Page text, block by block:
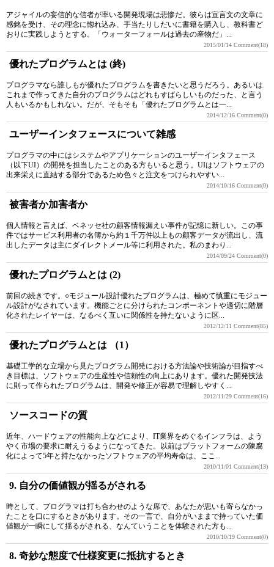
アジャイルの妄信的な信者が率いる開発現場は悲惨だ。彼らは宣言文の文章に
感銘を受け、その理念に惚れ込み、手当たりしだいに書籍を購入し、教科書ど
おりに実践しようとする。「ウォーターフォールは過去の産物だ」...
2015/01/14 Comment(18)
優れたプログラムとは (終)
プログラマなら誰しもが優れたプログラムを書きたいと思うだろう。あるいは
これまで作ってきた自分のプログラムはどれもすばらしいものだった、と言う
人もいるかもしれない。だが、そもそも「優れたプログラムとは一...
2014/12/16 Comment(0)
ユーザーインタフェースについて雑感
プログラマの中にはシステムやアプリケーションのユーザーインタフェース
（以下UI）の開発を担当したことのある方もいると思う。UIはソフトウェアの
出来栄えに直結する部分であるため色々と注文をつけられやすい...
2014/10/16 Comment(0)
被害者か加害者か
個人情報と言えば、ベネッセ社の顧客情報漏えい事件が記憶に新しい。この事
件ではサービス利用者の名簿から約１千万件以上もの顧客データが流出し、流
出したデータは主にダイレクトメール等に利用された。私のまわり...
2014/09/24 Comment(0)
優れたプログラムとは (2)
前回の続きです。○モジュール設計優れたプログラムは、極めて慎重にモジュー
ル設計がなされています。機能ごとに分けられたコンポーネントや適切に階層
化されたレイヤーは、なるべく互いに関係性を持たないように区...
2012/12/11 Comment(85)
優れたプログラムとは （1）
基礎工学的な立場から見たプログラム開発における方法論や技術論が目指すべ
き目標は、ソフトウェアの生産性や信頼性の向上にあります。優れた開発技法
に則って作られたプログラムは、開発や修正が容易で理解しやすく...
2012/11/29 Comment(16)
ソースコードの質
近年、ハードウェアの性能向上などにより、IT業界をめぐるインフラは、よう
やく市場の要求に耐えうるようになってきた。以前はプラットフォームの陳腐
化によって5年と持たなかったソフトウェアの平均寿命は、ここ...
2010/11/01 Comment(13)
9. 自分の価値観が揺るがされる
時として、プログラマは打ち合わせのような席で、あなたが思いも寄らなかっ
たことを口にするときがあります。その一言で、自分がいままで持っていた価
値観が一瞬にして揺るがされる、なんていうことを体験された方も...
2010/10/19 Comment(0)
8. 奇妙な態度で仕様変更に抵抗するとき